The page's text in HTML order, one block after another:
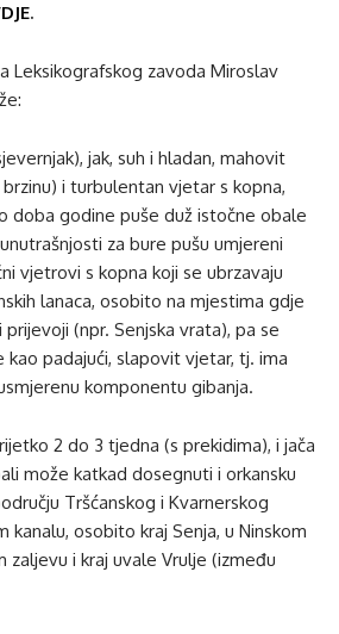
.
Leksikografskog zavoda Miroslav
jak, suh i hladan, mahovit
i turbulentan vjetar s kopna,
doba godine puše duž istočne obale
za bure pušu umjereni
vjetrovi s kopna koji se ubrzavaju
lanaca, osobito na mjestima gdje
(npr. Senjska vrata), pa se
padajući, slapovit vjetar, tj. ima
komponentu gibanja.
2 do 3 tjedna (s prekidima), i jača
može katkad dosegnuti i orkansku
Tršćanskog i Kvarnerskog
kanalu, osobito kraj Senja, u Ninskom
zaljevu i kraj uvale Vrulje (između